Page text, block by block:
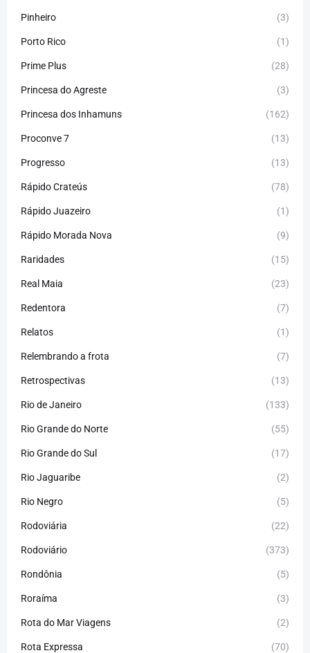
Pinheiro (3)
Porto Rico (1)
Prime Plus (28)
Princesa do Agreste (3)
Princesa dos Inhamuns (162)
Proconve 7 (13)
Progresso (13)
Rápido Crateús (78)
Rápido Juazeiro (1)
Rápido Morada Nova (9)
Raridades (15)
Real Maia (23)
Redentora (7)
Relatos (1)
Relembrando a frota (7)
Retrospectivas (13)
Rio de Janeiro (133)
Rio Grande do Norte (55)
Rio Grande do Sul (17)
Rio Jaguaribe (2)
Rio Negro (5)
Rodoviária (22)
Rodoviário (373)
Rondônia (5)
Roraíma (3)
Rota do Mar Viagens (2)
Rota Expressa (70)